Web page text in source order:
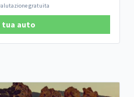
gratuita
tua auto